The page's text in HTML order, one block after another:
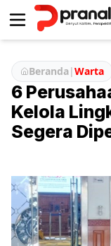
Beranda|Warta
6
Kelola
Segera